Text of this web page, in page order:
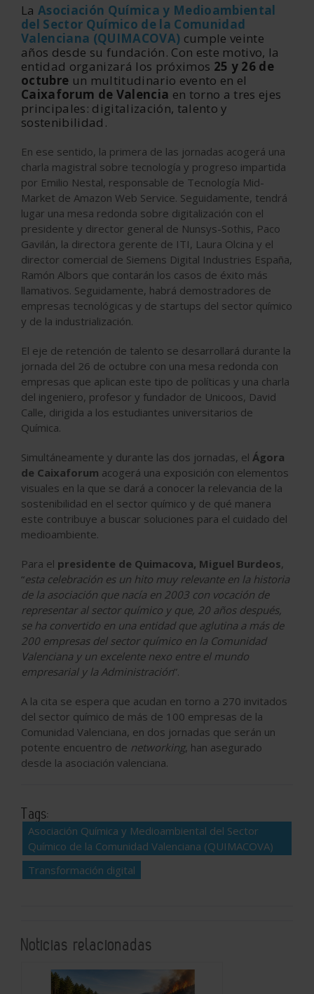
La Asociación Química y Medioambiental
del Sector Químico de la Comunidad
Valenciana (QUIMACOVA) cumple veinte
años desde su fundación. Con este motivo, la
entidad organizará los próximos 25 y 26 de
octubre un multitudinario evento en el
Caixaforum de Valencia en torno a tres ejes
principales: digitalización, talento y
sostenibilidad.
En ese sentido, la primera de las jornadas acogerá una
charla magistral sobre tecnología y progreso impartida
por Emilio Nestal, responsable de Tecnología Mid-
Market de Amazon Web Service. Seguidamente, tendrá
lugar una mesa redonda sobre digitalización con el
presidente y director general de Nunsys-Sothis, Paco
Gavilán, la directora gerente de ITI, Laura Olcina y el
director comercial de Siemens Digital Industries España,
Ramón Albors que contarán los casos de éxito más
llamativos. Seguidamente, habrá demostradores de
empresas tecnológicas y de startups del sector químico
y de la industrialización.
El eje de retención de talento se desarrollará durante la
jornada del 26 de octubre con una mesa redonda con
empresas que aplican este tipo de políticas y una charla
del ingeniero, profesor y fundador de Unicoos, David
Calle, dirigida a los estudiantes universitarios de
Química.
Simultáneamente y durante las dos jornadas, el Ágora
de Caixaforum acogerá una exposición con elementos
visuales en la que se dará a conocer la relevancia de la
sostenibilidad en el sector químico y de qué manera
este contribuye a buscar soluciones para el cuidado del
medioambiente.
Para el presidente de Quimacova, Miguel Burdeos,
“esta celebración es un hito muy relevante en la historia
de la asociación que nacía en 2003 con vocación de
representar al sector químico y que, 20 años después,
se ha convertido en una entidad que aglutina a más de
200 empresas del sector químico en la Comunidad
Valenciana y un excelente nexo entre el mundo
empresarial y la Administración”.
A la cita se espera que acudan en torno a 270 invitados
del sector químico de más de 100 empresas de la
Comunidad Valenciana, en dos jornadas que serán un
potente encuentro de networking, han asegurado
desde la asociación valenciana.
Tags:
Asociación Química y Medioambiental del Sector
Químico de la Comunidad Valenciana (QUIMACOVA)
Transformación digital
Noticias relacionadas